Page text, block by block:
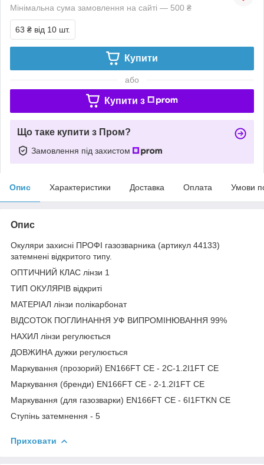
Мінімальна сума замовлення на сайті — 500 ₴
63 ₴ від 10 шт.
Купити
або
Купити з
Що таке купити з Пром?
Замовлення під захистом
Опис Характеристики Доставка Оплата Умови
Опис
Окуляри захисні ПРОФІ газозварника (артикул 44133)
затемнені відкритого типу.
ОПТИЧНИЙ КЛАС лінзи 1
ТИП ОКУЛЯРІВ відкриті
МАТЕРІАЛ лінзи полікарбонат
ВІДСОТОК ПОГЛИНАННЯ УФ ВИПРОМІНЮВАННЯ 99%
НАХИЛ лінзи регулюється
ДОВЖИНА дужки регулюється
Маркування (прозорий) EN166FT CE - 2С-1.2I1FT CE
Маркування (бренди) EN166FT CE - 2-1.2I1FT CE
Маркування (для газозварки) EN166FT CE - 6I1FTKN CE
Ступінь затемнення - 5
Приховати